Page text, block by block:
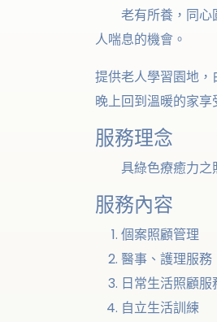
老有所養，同心
人喘息的機會。
提供老人學習園地，
晚上回到溫暖的家享
服務理念
具綠色療癒力之
服務內容
個案照顧管理
醫事、護理服務
日常生活照顧服
自立生活訓練